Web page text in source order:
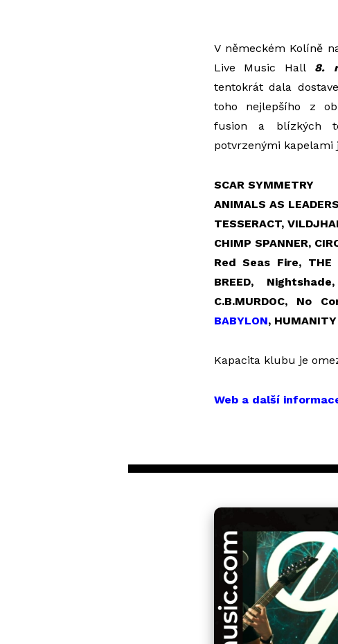
V německém Kolíně
Live Music Hall 8.
tentokrát dala
toho nejlepšího z
fusion a blízkých
potvrzenými kapelami
SCAR SYMMETRY
ANIMALS AS
TESSERACT,
CHIMP SPANNER,
Red Seas Fire, THE
BREED,
C.B.MURDOC, No
BABYLON,
Kapacita klubu je
Web a další